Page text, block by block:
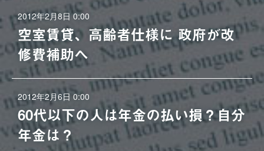
2012年2月8日 0:00
空室賃貸、高齢者仕様に 政府が改
修費補助へ
2012年2月6日 0:00
60代以下の人は年金の払い損？自分
年金は？